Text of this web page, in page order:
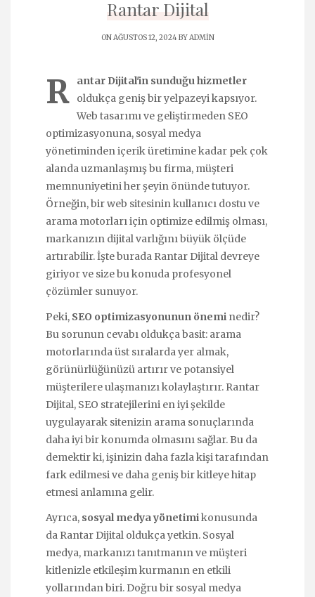
Rantar Dijital
ON AĞUSTOS 12, 2024 BYADMIN
R
antar Dijital'in sunduğu hizmetler
oldukça geniş bir yelpazeyi kapsıyor.
Web tasarımı ve geliştirmeden SEO
optimizasyonuna, sosyal medya
yönetiminden içerik üretimine kadar pek çok
alanda uzmanlaşmış bu firma, müşteri
memnuniyetini her şeyin önünde tutuyor.
Örneğin, bir web sitesinin kullanıcı dostu ve
arama motorları için optimize edilmiş olması,
markanızın dijital varlığını büyük ölçüde
artırabilir. İşte burada Rantar Dijital devreye
giriyor ve size bu konuda profesyonel
çözümler sunuyor.
Peki, SEO optimizasyonunun önemi nedir?
Bu sorunun cevabı oldukça basit: arama
motorlarında üst sıralarda yer almak,
görünürlüğünüzü artırır ve potansiyel
müşterilere ulaşmanızı kolaylaştırır. Rantar
Dijital, SEO stratejilerini en iyi şekilde
uygulayarak sitenizin arama sonuçlarında
daha iyi bir konumda olmasını sağlar. Bu da
demektir ki, işinizin daha fazla kişi tarafından
fark edilmesi ve daha geniş bir kitleye hitap
etmesi anlamına gelir.
Ayrıca, sosyal medya yönetimikonusunda
da Rantar Dijital oldukça yetkin. Sosyal
medya, markanızı tanıtmanın ve müşteri
kitlenizle etkileşim kurmanın en etkili
yollarından biri. Doğru bir sosyal medya